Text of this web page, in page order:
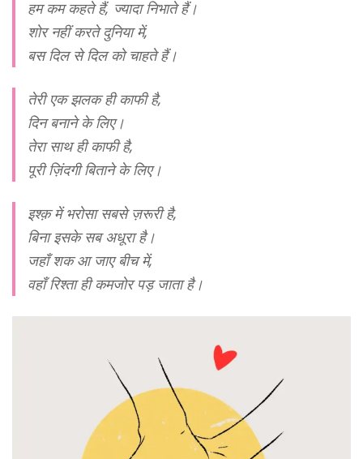
हम कम कहते हैं, ज्यादा निभाते हैं।
शोर नहीं करते दुनिया में,
बस दिल से दिल को चाहते हैं।
तेरी एक झलक ही काफी है,
दिन बनाने के लिए।
तेरा साथ ही काफी है,
पूरी ज़िंदगी बिताने के लिए।
इश्क़ में भरोसा सबसे ज़रूरी है,
बिना इसके सब अधूरा है।
जहाँ शक आ जाए बीच में,
वहाँ रिश्ता ही कमजोर पड़ जाता है।